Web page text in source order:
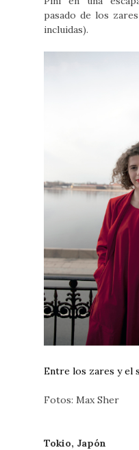
pasado de los
incluidas).
Entre los zares y el
Fotos: Max Sher
Tokio, Japón